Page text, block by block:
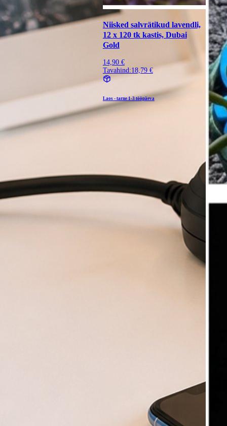
Niisked salvrätikud lavendli,
12 x 120 tk kastis, Dubai
Gold
14,90 €
Tavahind:18,79 €
Laos - tarne1-3 tööpäeva